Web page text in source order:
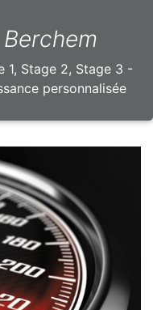
1, Stage 2, Stage 3 -
personnalisée